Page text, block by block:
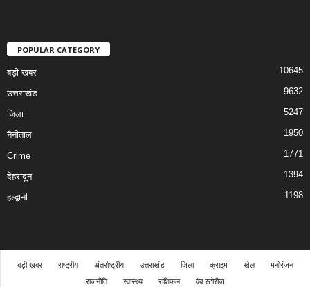
POPULAR CATEGORY
बड़ी खबर 10645
उत्तराखंड 9632
जिला 5247
नैनीताल 1950
Crime 1771
देहरादून 1394
हल्द्वानी 1198
बड़ी खबर राष्ट्रीय अंतर्राष्ट्रीय उत्तराखंड जिला क्राइम खेल
मनोरंजन
राजनीति
स्वास्थ्य राशिफल वेब स्टोरीज